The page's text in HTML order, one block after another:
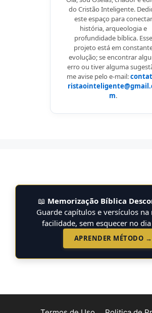
do Cristão Inteligente.
este espaço para conectar
história, arqueologia e
profundidade bíblica. Esse
projeto está em
evolução; se encontrar
erro ou tiver alguma
me avise pelo e-mail:
m.
📖 Memorização Bíblica
Guarde capítulos e versículos na
facilidade, sem esquecer no
APRENDER MÉTODO →